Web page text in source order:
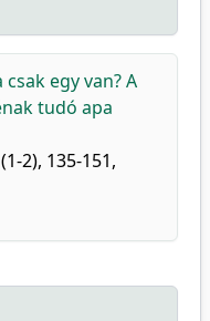
csak egy van? A
tudó apa
2), 135-151,